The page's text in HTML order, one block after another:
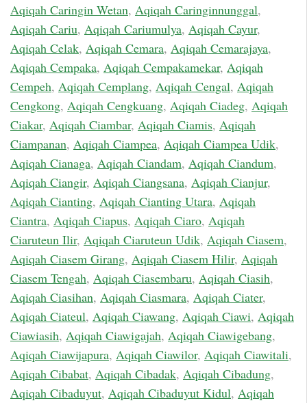
Aqiqah Caringin Wetan, Aqiqah Caringinnunggal,
Aqiqah Cariu, Aqiqah Cariumulya, Aqiqah Cayur,
Aqiqah Celak, Aqiqah Cemara, Aqiqah Cemarajaya,
Aqiqah Cempaka, Aqiqah Cempakamekar, Aqiqah
Cempeh, Aqiqah Cemplang, Aqiqah Cengal, Aqiqah
Cengkong, Aqiqah Cengkuang, Aqiqah Ciadeg, Aqiqah
Ciakar, Aqiqah Ciambar, Aqiqah Ciamis, Aqiqah
Ciampanan, Aqiqah Ciampea, Aqiqah Ciampea Udik,
Aqiqah Cianaga, Aqiqah Ciandam, Aqiqah Ciandum,
Aqiqah Ciangir, Aqiqah Ciangsana, Aqiqah Cianjur,
Aqiqah Cianting, Aqiqah Cianting Utara, Aqiqah
Ciantra, Aqiqah Ciapus, Aqiqah Ciaro, Aqiqah
Ciaruteun Ilir, Aqiqah Ciaruteun Udik, Aqiqah Ciasem,
Aqiqah Ciasem Girang, Aqiqah Ciasem Hilir, Aqiqah
Ciasem Tengah, Aqiqah Ciasembaru, Aqiqah Ciasih,
Aqiqah Ciasihan, Aqiqah Ciasmara, Aqiqah Ciater,
Aqiqah Ciateul, Aqiqah Ciawang, Aqiqah Ciawi, Aqiqah
Ciawiasih, Aqiqah Ciawigajah, Aqiqah Ciawigebang,
Aqiqah Ciawijapura, Aqiqah Ciawilor, Aqiqah Ciawitali,
Aqiqah Cibabat, Aqiqah Cibadak, Aqiqah Cibadung,
Aqiqah Cibaduyut, Aqiqah Cibaduyut Kidul, Aqiqah